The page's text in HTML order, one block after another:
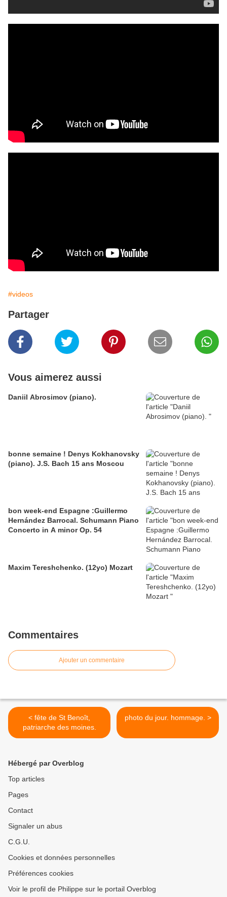
#videos
Partager
Vous aimerez aussi
Daniil Abrosimov (piano).
bonne semaine ! Denys Kokhanovsky
(piano). J.S. Bach 15 ans Moscou
bon week-end Espagne :Guillermo
Hernández Barrocal. Schumann Piano
Concerto in A minor Op. 54
Maxim Tereshchenko. (12yo) Mozart
Commentaires
Ajouter un commentaire
< fête de St Benoît,
patriarche des moines.
photo du jour. hommage. >
Hébergé par Overblog
Top articles
Pages
Contact
Signaler un abus
C.G.U.
Cookies et données personnelles
Préférences cookies
Voir le profil de Philippe sur le portail Overblog